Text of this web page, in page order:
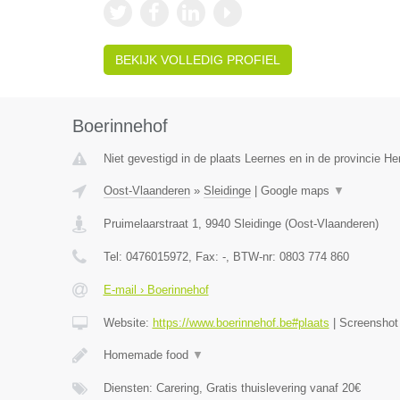
BEKIJK VOLLEDIG PROFIEL
Boerinnehof
Niet gevestigd in de plaats Leernes en in de provincie
Oost-Vlaanderen» Sleidinge| Google maps ▼
Pruimelaarstraat 1, 9940 Sleidinge(Oost-Vlaanderen)
Tel: 0476015972, Fax: -, BTW-nr: 0803 774 860
E-mail › Boerinnehof
Website: https://www.boerinnehof.be#plaats Screenshot
Homemade food ▼
Diensten: Carering, Gratis thuislevering vanaf 20€